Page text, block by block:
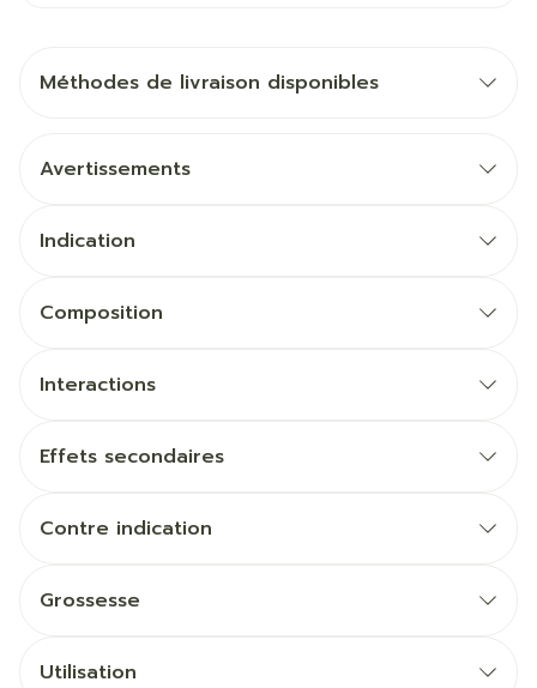
Méthodes de livraison disponibles
Avertissements
Indication
Composition
Interactions
Effets secondaires
Contre indication
Grossesse
Utilisation